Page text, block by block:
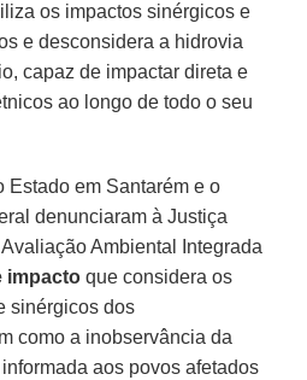
os impactos sinérgicos e
e desconsidera a hidrovia
capaz de impactar direta e
ao longo de todo o seu
Estado em Santarém e o
denunciaram à Justiça
Ambiental Integrada
impacto que considera os
sinérgicos dos
como a inobservância da
aos povos afetados